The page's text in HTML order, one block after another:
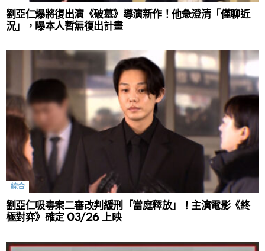
劉亞仁爆將復出演《破墓》導演新作！他急澄清「僅聊近
況」，曝本人暫無復出計畫
綜合
劉亞仁吸毒案二審改判緩刑「當庭釋放」！主演電影《終
極對弈》確定 03/26 上映